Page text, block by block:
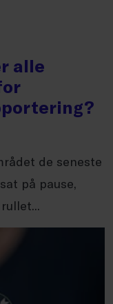
alle
de seneste
på pause,